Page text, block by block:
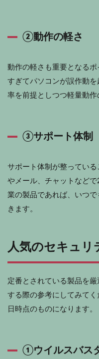
②動作の軽さ
動作の軽さも重要となる
すぎてパソコンが誤作動
率を前提としつつ軽量動作
③サポート体制
サポート体制が整ってい
やメール、チャットなど
業の製品であれば、いつ
きます。
人気のセキュリ
定番とされている製品を
する際の参考にしてみて
日時点のものになります。
①ウイルスバス